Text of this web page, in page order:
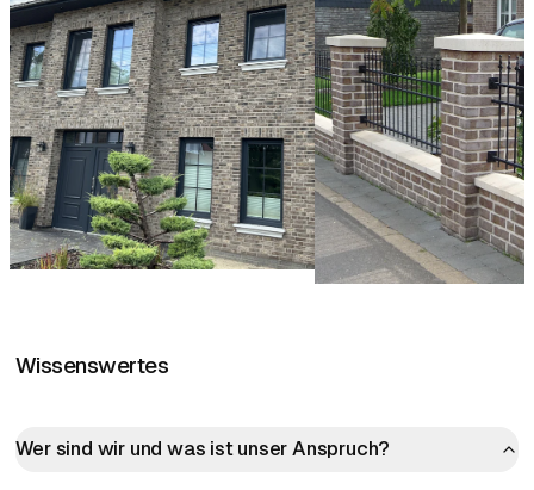
Wissenswertes
Wer sind wir und was ist unser Anspruch?